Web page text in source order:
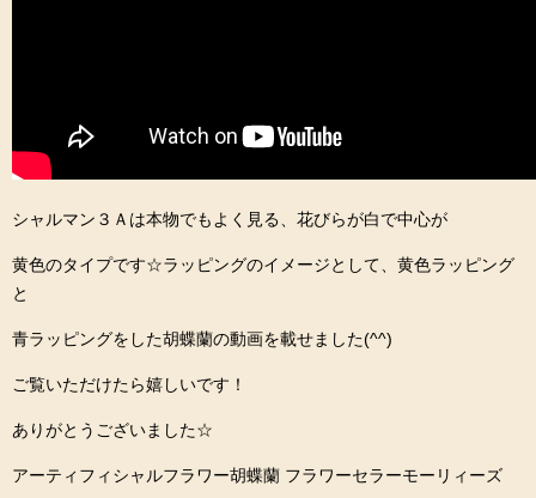
シャルマン３Ａは本物でもよく見る、花びらが白で中心が
黄色のタイプです☆ラッピングのイメージとして、黄色ラッピング
と
青ラッピングをした胡蝶蘭の動画を載せました(^^)
ご覧いただけたら嬉しいです！
ありがとうございました☆
アーティフィシャルフラワー胡蝶蘭 フラワーセラーモーリィーズ